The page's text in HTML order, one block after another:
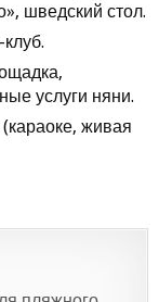
шведский стол.
услуги няни.
живая